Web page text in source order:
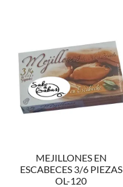
MEJILLONES EN
ESCABECES 3/6 PIEZAS
OL-120